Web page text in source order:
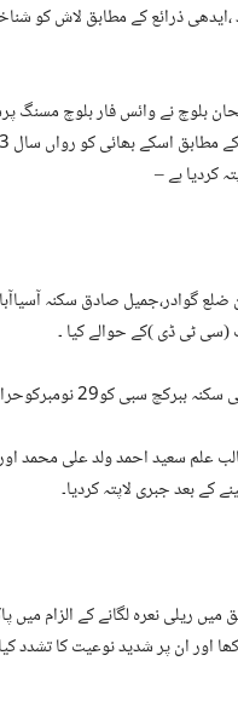
ذرائع کے مطابق لاش کو
بلوچ نے وائس فار بلوچ مسنگ
کردیا ہے –
گوادر،جمیل صادق سکنہ
(سی ٹی ڈی )کے حوالے کیا ۔
میں لے کرجبری لاپتہ کردیا۔
سعید احمد ولد علی محمد اور
بعد جبری لاپتہ کردیا۔
ریلی نعرہ لگانے کے الزام میں
اور ان پر شدید نوعیت کا